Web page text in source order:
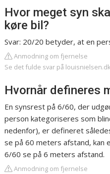
Hvor meget syn
køre bil?
Svar: 20/20 betyder, at en
Anmodning om fjernelse
Se det fulde svar på louisnielsen.dk
Hvornår defineres
En synsrest på 6/60, der
person kategoriseres som
nedenfor), er defineret
se på 60 meters afstand, kan
6/60 se på 6 meters afstand.
Anmodning om fjernelse